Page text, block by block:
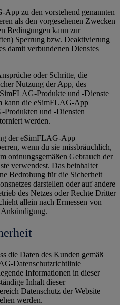
zu den vorstehend genannten
als den vorgesehenen Zwecken
Bedingungen kann zur
Sperrung bzw. Deaktivierung
damit verbundenen Dienstes
oder Schritte, die
Nutzung der App, des
Produkte und -Dienste
kann die eSimFLAG-App
und -Diensten
werden.
der eSimFLAG-App
wenn du sie missbräuchlich,
ordnungsgemäßen Gebrauch der
verwendest. Das beinhaltet
Bedrohung für die Sicherheit
darstellen oder auf andere
des Netzes oder Rechte Dritter
allein nach Ermessen von
die Daten des Kunden gemäß
Datenschutzrichtlinie
Informationen in dieser
Inhalt dieser
Datenschutz der Website
werden.